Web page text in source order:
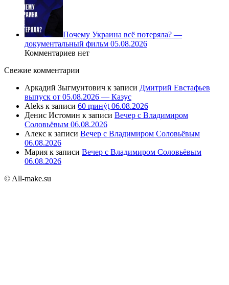
Почему Украина всё потеряла? —
документальный фильм 05.08.2026
Комментариев нет
Свежие комментарии
Аркадий Зыгмунтович к записи Дмитрий Евстафьев
выпуск от 05.08.2026 — Казус
Aleks к записи 60 ṃинẏƫ 06.08.2026
Денис Истомин к записи Вечер с Владимиром
Соловьёвым 06.08.2026
Алекс к записи Вечер с Владимиром Соловьёвым
06.08.2026
Мария к записи Вечер с Владимиром Соловьёвым
06.08.2026
© All-make.su